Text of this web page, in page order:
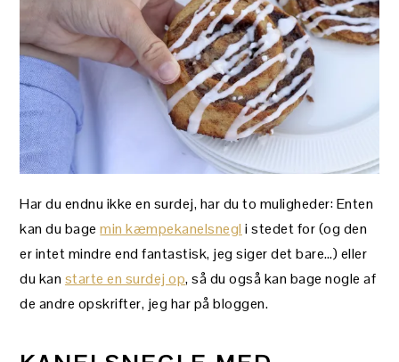
Har du endnu ikke en surdej, har du to muligheder: Enten
kan du bagemin kæmpekanelsnegl i stedet for (og den
er intet mindre end fantastisk, jeg siger det bare…) eller
du kan starte en surdej op, så du også kan bage nogle af
de andre opskrifter, jeg har på bloggen.